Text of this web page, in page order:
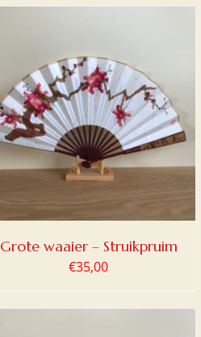
Grote waaier – Struikpruim
€35,00
TOEVOEGEN AAN WINKELWAGEN
/
DETAILS